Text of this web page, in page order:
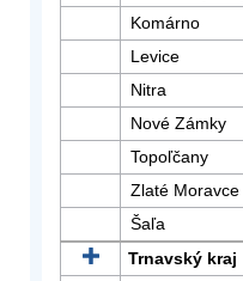
Komárno
Levice
Nitra
Nové Zámky
Topoľčany
Zlaté Moravce
Šaľa
Trnavský kraj